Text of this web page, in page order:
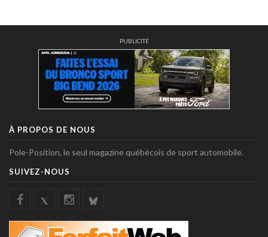
PUBLICITÉ
À PROPOS DE NOUS
Pole-Position, le seul magazine québécois de sport automobile.
SUIVEZ-NOUS